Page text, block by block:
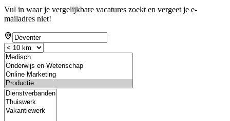
Vul in waar je vergelijkbare vacatures zoekt en vergeet je e-
mailadres niet!